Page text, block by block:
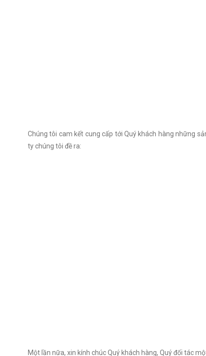
Chúng tôi cam kết cung cấp tới Quý khách hàng những
ty chúng tôi đề ra:
Một lần nữa, xin kính chúc Quý khách hàng, Quý đối tác